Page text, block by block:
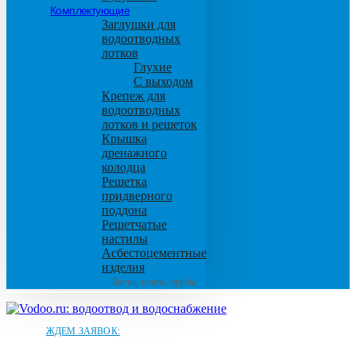
Комплектующие
Заглушки для
водоотводных
лотков
Глухие
С выходом
Крепеж для
водоотводных
лотков и решеток
Крышка
дренажного
колодца
Решетка
придверного
поддона
Решетчатые
настилы
Асбестоцементные
изделия
Листы, плиты, трубы
ЖДЕМ ЗАЯВОК: